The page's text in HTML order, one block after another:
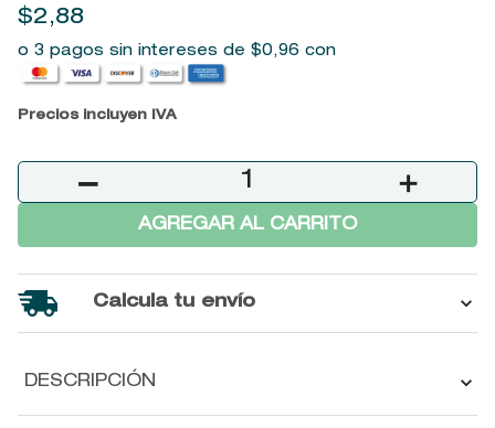
$2 ,88
o 3 pagos sin intereses de $0,96 con
Precios incluyen IVA
＋
－
AGREGAR AL CARRITO
Calcula tu envío
DESCRIPCIÓN
10. john frieda